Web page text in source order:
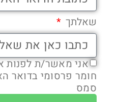
שאלתך
אני מאשר/ת לפנות
חומר פרסומי בדואר
סמס